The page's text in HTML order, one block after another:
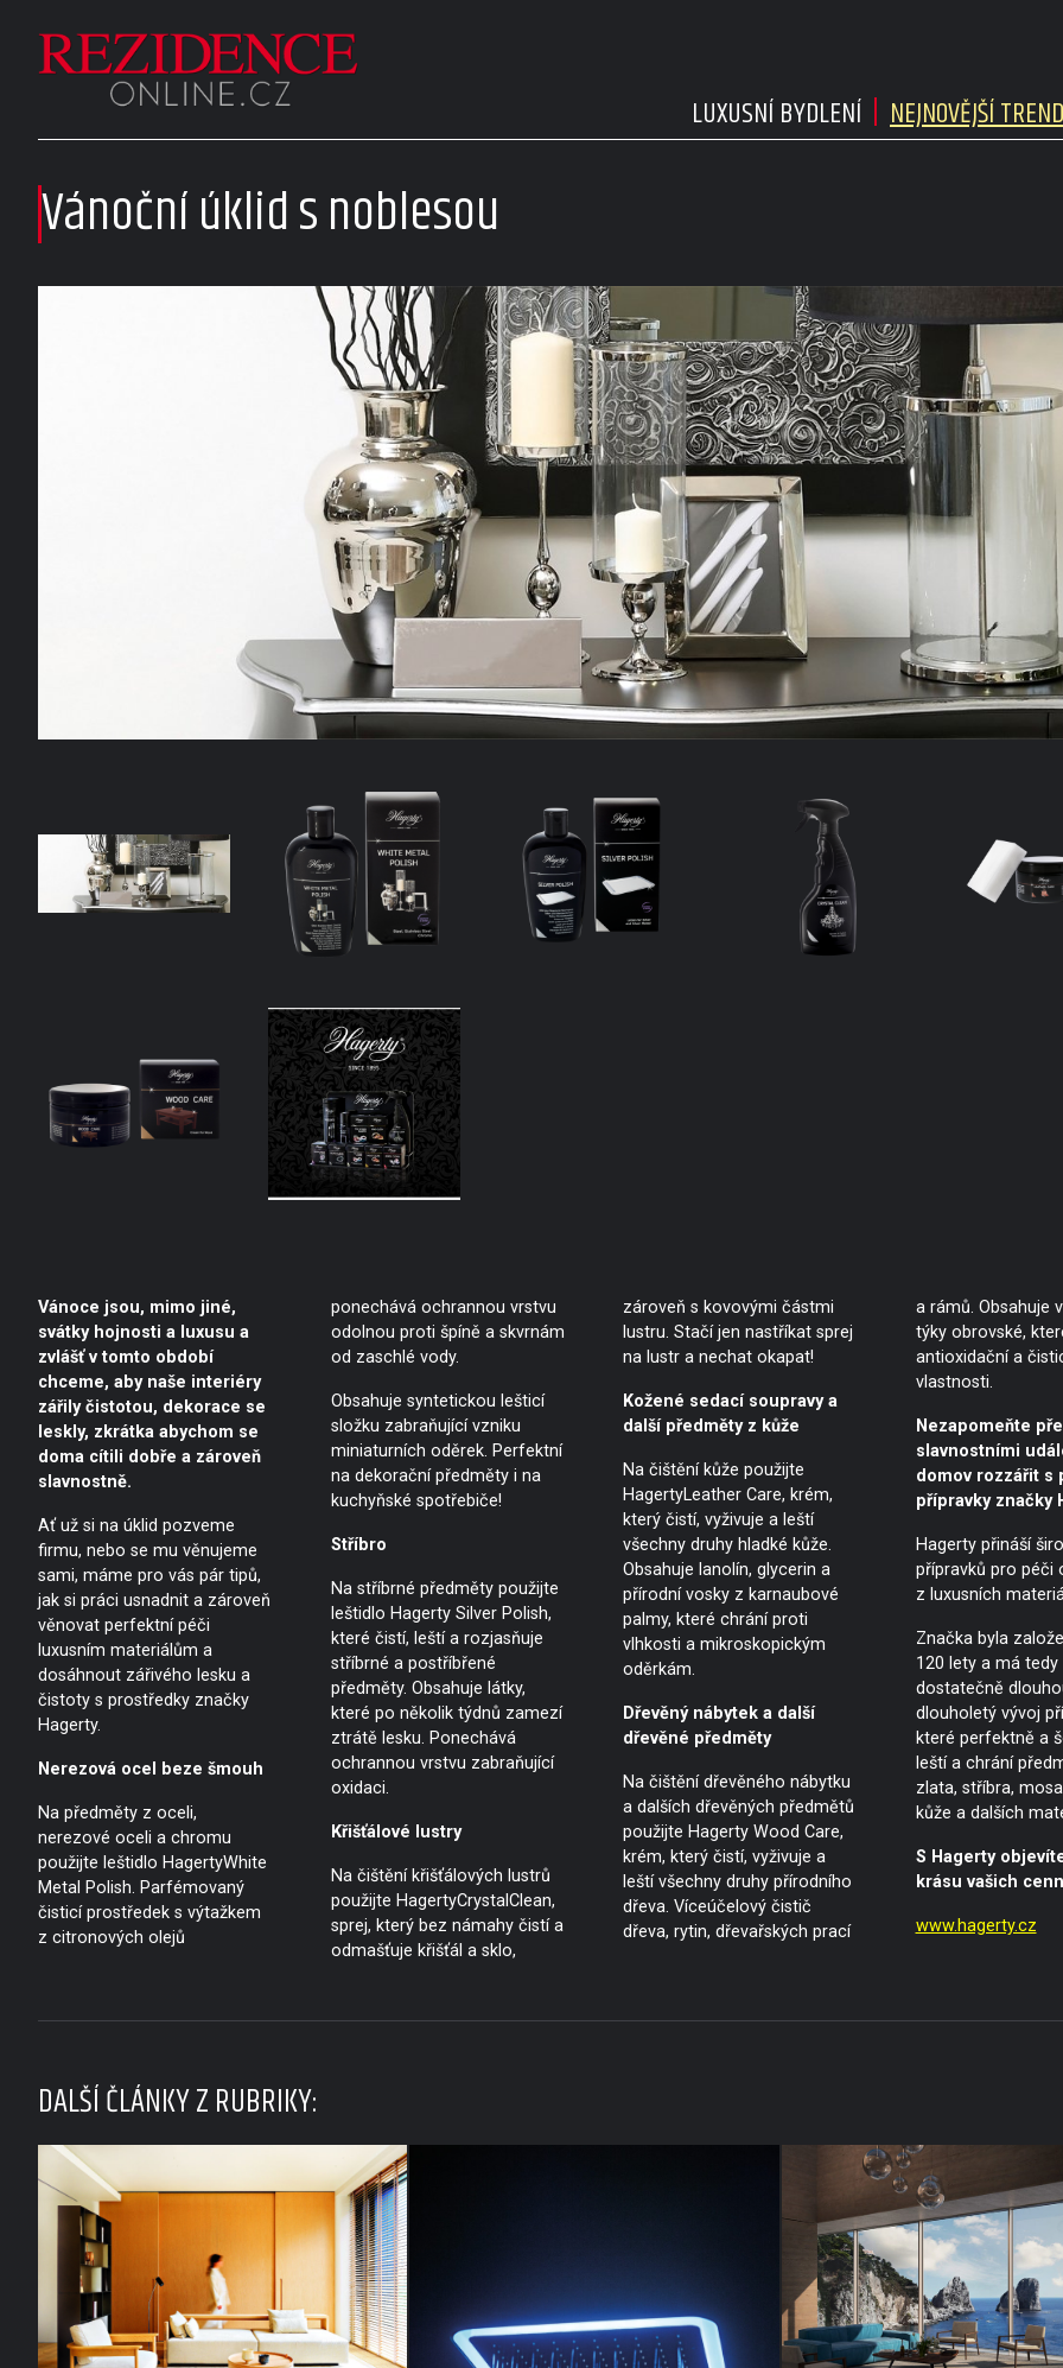
LUXUSNÍ BYDLENÍ NEJNOVĚJŠÍ
Vánoční úklid s noblesou
Vánoce jsou, mimo jiné,
svátky hojnosti a luxusu a
zvlášť v tomto období
chceme, aby naše interiéry
zářily čistotou, dekorace se
leskly, zkrátka abychom se
doma cítili dobře a zároveň
slavnostně.
Ať už si na úklid pozveme
firmu, nebo se mu věnujeme
sami, máme pro vás pár tipů,
jak si práci usnadnit a zároveň
věnovat perfektní péči
luxusním materiálům a
dosáhnout zářivého lesku a
čistoty s prostředky značky
Hagerty.
Nerezová ocel beze šmouh
Na předměty z oceli,
nerezové oceli a chromu
použijte leštidlo HagertyWhite
Metal Polish. Parfémovaný
čisticí prostředek s výtažkem
z citronových olejů
ponechává ochrannou vrstvu
odolnou proti špíně a skvrnám
od zaschlé vody.
Obsahuje syntetickou lešticí
složku zabraňující vzniku
miniaturních oděrek. Perfektní
na dekorační předměty i na
kuchyňské spotřebiče!
Stříbro
Na stříbrné předměty použijte
leštidlo Hagerty Silver Polish,
které čistí, leští a rozjasňuje
stříbrné a postříbřené
předměty. Obsahuje látky,
které po několik týdnů zamezí
ztrátě lesku. Ponechává
ochrannou vrstvu zabraňující
oxidaci.
Křišťálové lustry
Na čištění křišťálových lustrů
použijte HagertyCrystalClean,
sprej, který bez námahy čistí a
odmašťuje křišťál a sklo,
zároveň s kovovými částmi
lustru. Stačí jen nastříkat sprej
na lustr a nechat okapat!
Kožené sedací soupravy a
další předměty z kůže
Na čištění kůže použijte
HagertyLeather Care, krém,
který čistí, vyživuje a leští
všechny druhy hladké kůže.
Obsahuje lanolín, glycerin a
přírodní vosky z karnaubové
palmy, které chrání proti
vlhkosti a mikroskopickým
oděrkám.
Dřevěný nábytek a další
dřevěné předměty
Na čištění dřevěného nábytku
a dalších dřevěných předmětů
použijte Hagerty Wood Care,
krém, který čistí, vyživuje a
leští všechny druhy přírodního
dřeva. Víceúčelový čistič
dřeva, rytin, dřevařských prací
a rámů. Obsahuje
týky obrovské,
antioxidační a
vlastnosti.
Nezapomeňte
slavnostními
domov rozzářit s
přípravky značky
Hagerty přináší
přípravků pro péči
z luxusních
Značka byla
120 lety a má
dostatečně
dlouholetý vývoj
které perfektně a
leští a chrání
zlata, stříbra,
kůže a dalších
S Hagerty
krásu vašich
www.hagerty.cz
DALŠÍ ČLÁNKY Z RUBRIKY: